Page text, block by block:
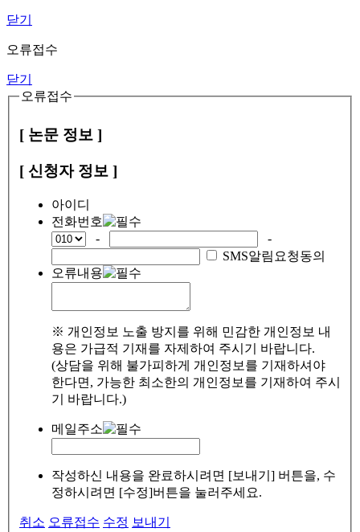
닫기
오류접수
닫기
오류접수
[ 논문 정보 ]
[ 신청자 정보 ]
아이디
전화번호
-
-
SMS알림요청동의
오류내용
※ 개인정보 노출 방지를 위해 민감한 개인정보 내
용은 가급적 기재를 자제하여 주시기 바랍니다.
(상담을 위해 불가피하게 개인정보를 기재하셔야
한다면, 가능한 최소한의 개인정보를 기재하여 주시
기 바랍니다.)
메일주소
작성하신 내용을 완료하시려면 [보내기] 버튼을, 수
정하시려면 [수정]버튼을 눌러주세요.
취소 오류접수 수정 보내기